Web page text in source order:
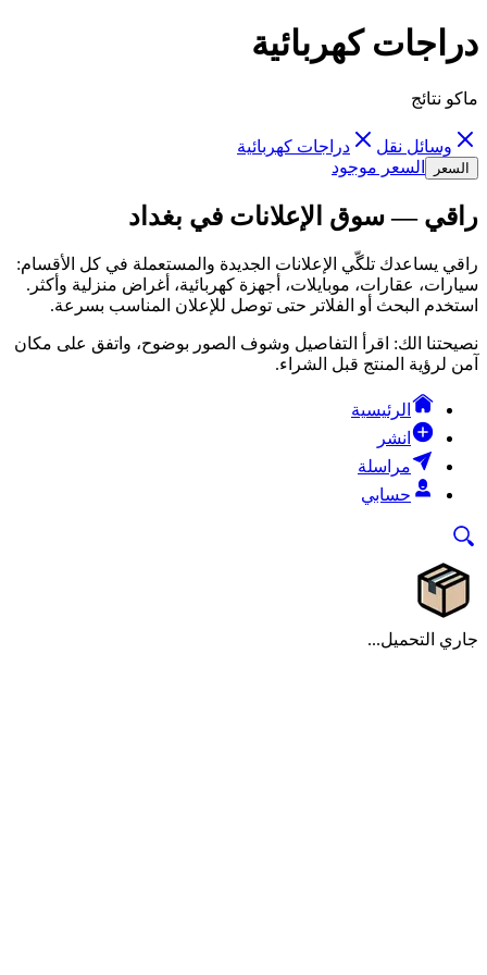
دراجات كهربائية
ماكو نتائج
وسائل نقل دراجات كهربائية
السعر السعر موجود
راقي — سوق الإعلانات في بغداد
راقي يساعدك تلگّي الإعلانات الجديدة والمستعملة في كل الأقسام:
سيارات، عقارات، موبايلات، أجهزة كهربائية، أغراض منزلية وأكثر.
استخدم البحث أو الفلاتر حتى توصل للإعلان المناسب بسرعة.
نصيحتنا الك: اقرأ التفاصيل وشوف الصور بوضوح، واتفق على مكان
آمن لرؤية المنتج قبل الشراء.
الرئيسية
انشر
مراسلة
حسابي
جاري التحميل...